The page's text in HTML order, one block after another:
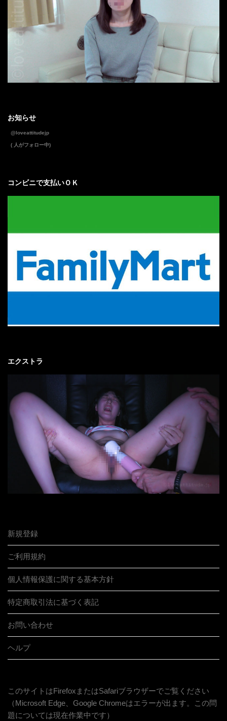
お知らせ
@loveattitudejp
( 人がフォロー中)
コンビニで支払いＯＫ
エクストラ
新規登録
ご利用規約
個人情報保護に関する基本方針
特定商取引法に基づく表記
お問い合わせ
ヘルプ
このサイトはFirefoxまたはSafariブラウザーでご覧ください
（Microsoft Edge、Google Chromeはエラーが出ます。この問
題については現在作業中です）